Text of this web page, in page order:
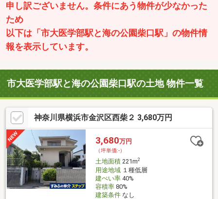
申し訳ございません。条件にあう物件が少なかった
ため
以下は「市大医学部駅と海の公園柴口駅」の物件情
報を表示しています。
市大医学部駅と海の公園柴口駅の土地 物件一覧
神奈川県横浜市金沢区西柴２ 3,680万円
3,680万円
（坪単価:-）
土地面積221m2
用途地域１種低層
建ぺい率40%
容積率80%
建築条件なし